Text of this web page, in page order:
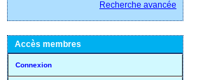
Recherche avancée
Accès membres
Connexion